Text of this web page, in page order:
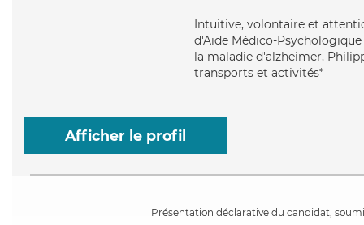
Intuitive, volontaire et
d'Aide Médico-
la maladie d'alzheimer,
transports et activités*
Afficher le profil
Présentation déclarative du candidat,